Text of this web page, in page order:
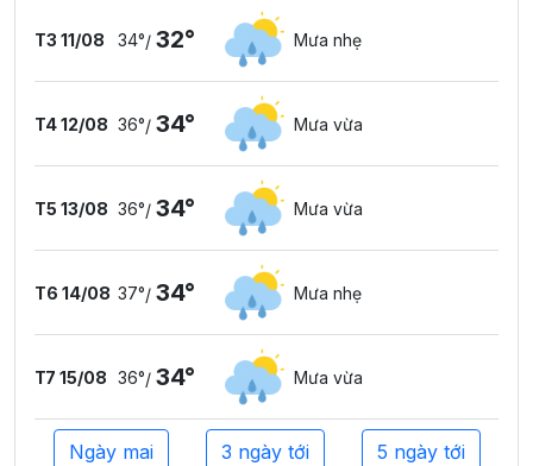
T3 11/08 34°/ 32° Mưa nhẹ
T4 12/08 36°/ 34° Mưa vừa
T5 13/08 36°/ 34° Mưa vừa
T6 14/08 37°/ 34° Mưa nhẹ
T7 15/08 36°/ 34° Mưa vừa
Ngày mai 3 ngày tới 5 ngày tới